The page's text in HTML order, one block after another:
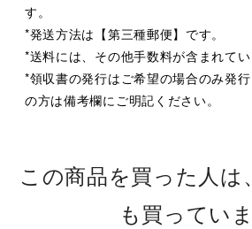
す。
*発送方法は【第三種郵便】です。
*送料には、その他手数料が含まれてい
*領収書の発行はご希望の場合のみ発
の方は備考欄にご明記ください。
この商品を買った人は
も買ってい